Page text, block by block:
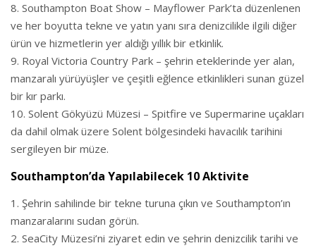
Southampton Boat Show – Mayflower Park’ta düzenlenen
ve her boyutta tekne ve yatın yanı sıra denizcilikle ilgili diğer
ürün ve hizmetlerin yer aldığı yıllık bir etkinlik.
Royal Victoria Country Park – şehrin eteklerinde yer alan,
manzaralı yürüyüşler ve çeşitli eğlence etkinlikleri sunan güzel
bir kır parkı.
Solent Gökyüzü Müzesi – Spitfire ve Supermarine uçakları
da dahil olmak üzere Solent bölgesindeki havacılık tarihini
sergileyen bir müze.
Southampton’da Yapılabilecek 10 Aktivite
Şehrin sahilinde bir tekne turuna çıkın ve Southampton’ın
manzaralarını sudan görün.
SeaCity Müzesi’ni ziyaret edin ve şehrin denizcilik tarihi ve